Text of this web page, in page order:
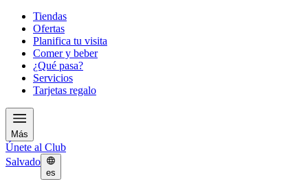
Tiendas
Ofertas
Planifica tu visita
Comer y beber
¿Qué pasa?
Servicios
Tarjetas regalo
Más
Únete al Club
Salvado
es